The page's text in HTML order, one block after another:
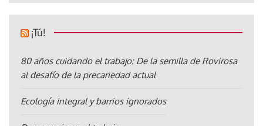
¡Tú!
80 años cuidando el trabajo: De la semilla de Rovirosa
al desafío de la precariedad actual
Ecología integral y barrios ignorados